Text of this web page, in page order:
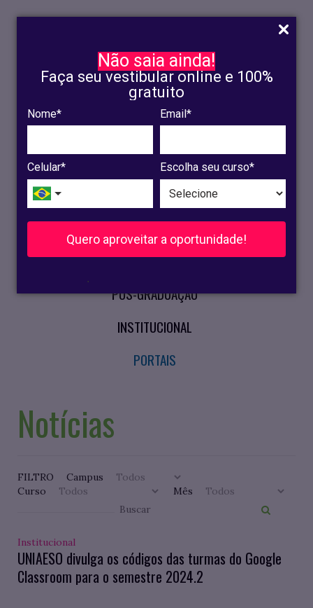
Não saia ainda!
Faça seu vestibular online e 100%
gratuito
Nome* Email*
Celular* Escolha seu curso*
Quero aproveitar a oportunidade!
.
INSCRIÇÃO
OLINDA
RECIFE
VESTIBULAR
CURSOS PRESENCIAIS
PÓS-GRADUAÇÃO
INSTITUCIONAL
PORTAIS
Notícias
FILTRO
Campus
Curso
Mês
Institucional
UNIAESO divulga os códigos das turmas do Google
Classroom para o semestre 2024.2